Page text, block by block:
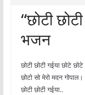
“छोटी
भजन
छोटी छोटी गईया छोटे छोटे
छोटो सो मेरो मदन गोपाल।
छोटी छोटी गईया..